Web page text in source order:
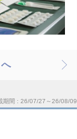
期間 26/07/27～26/08/09